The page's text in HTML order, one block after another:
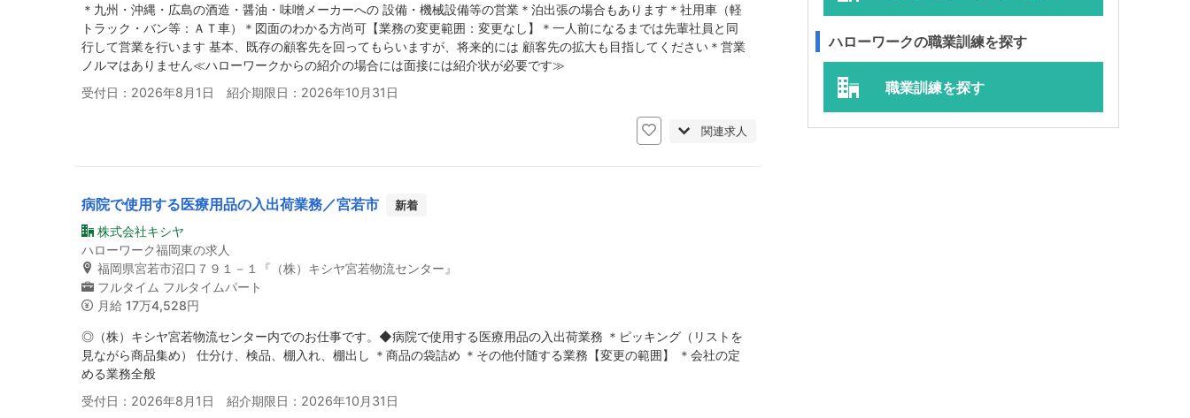
＊九州・沖縄・広島の酒造・醤油・味噌メーカーへの 設備・機械設備等の営業＊泊出張の場合もあります＊社用車（軽
トラック・バン等：ＡＴ車）＊図面のわかる方尚可【業務の変更範囲：変更なし】＊一人前になるまでは先輩社員と同
行して営業を行います 基本、既存の顧客先を回ってもらいますが、将来的には 顧客先の拡大も目指してください＊営業
ノルマはありません≪ハローワークからの紹介の場合には面接には紹介状が必要です≫
受付日：2026年8月1日 紹介期限日：2026年10月31日
関連求人
病院で使用する医療用品の入出荷業務／宮若市 新着
株式会社キシヤ
ハローワーク福岡東の求人
福岡県宮若市沼口７９１－１『（株）キシヤ宮若物流センター』
フルタイム フルタイムパート
月給 17万4,528円
◎（株）キシヤ宮若物流センター内でのお仕事です。◆病院で使用する医療用品の入出荷業務 ＊ピッキング（リストを
見ながら商品集め） 仕分け、検品、棚入れ、棚出し ＊商品の袋詰め ＊その他付随する業務【変更の範囲】 ＊会社の定
める業務全般
受付日：2026年8月1日 紹介期限日：2026年10月31日
ハローワークの職業訓練を探す
職業訓練を探す